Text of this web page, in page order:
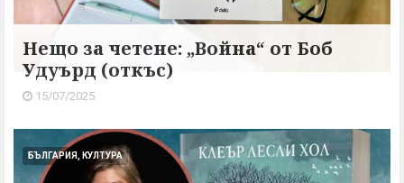
Нещо за четене: „Война“ от Боб
Удуърд (откъс)
15/07/2025
БЪЛГАРИЯ, КУЛТУРА